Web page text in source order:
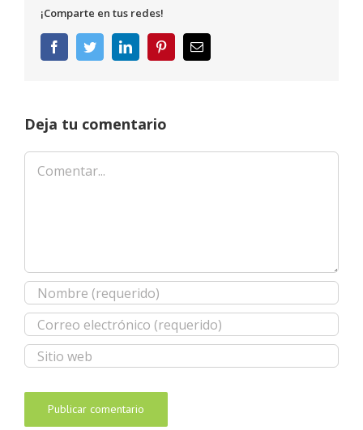
¡Comparte en tus redes!
FacebookTwitterLinkedInPinterestCorreo
electrónico
Deja tu comentario
Comentar